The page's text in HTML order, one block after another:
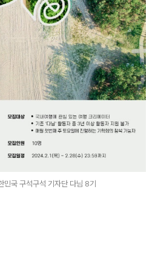
민국 구석구석 기자단 다님 8기